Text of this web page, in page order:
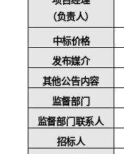
（负责人）
中标价格
发布媒介
其他公告内容
监督部门
监督部门联系人
招标人